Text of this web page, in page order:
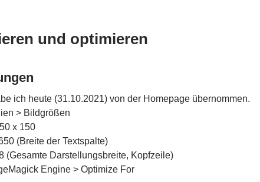
und optimieren
ich heute (31.10.2021) von der Homepage übernommen.
> Bildgrößen
x 150
(Breite der Textspalte)
(Gesamte Darstellungsbreite, Kopfzeile)
Engine > Optimize For